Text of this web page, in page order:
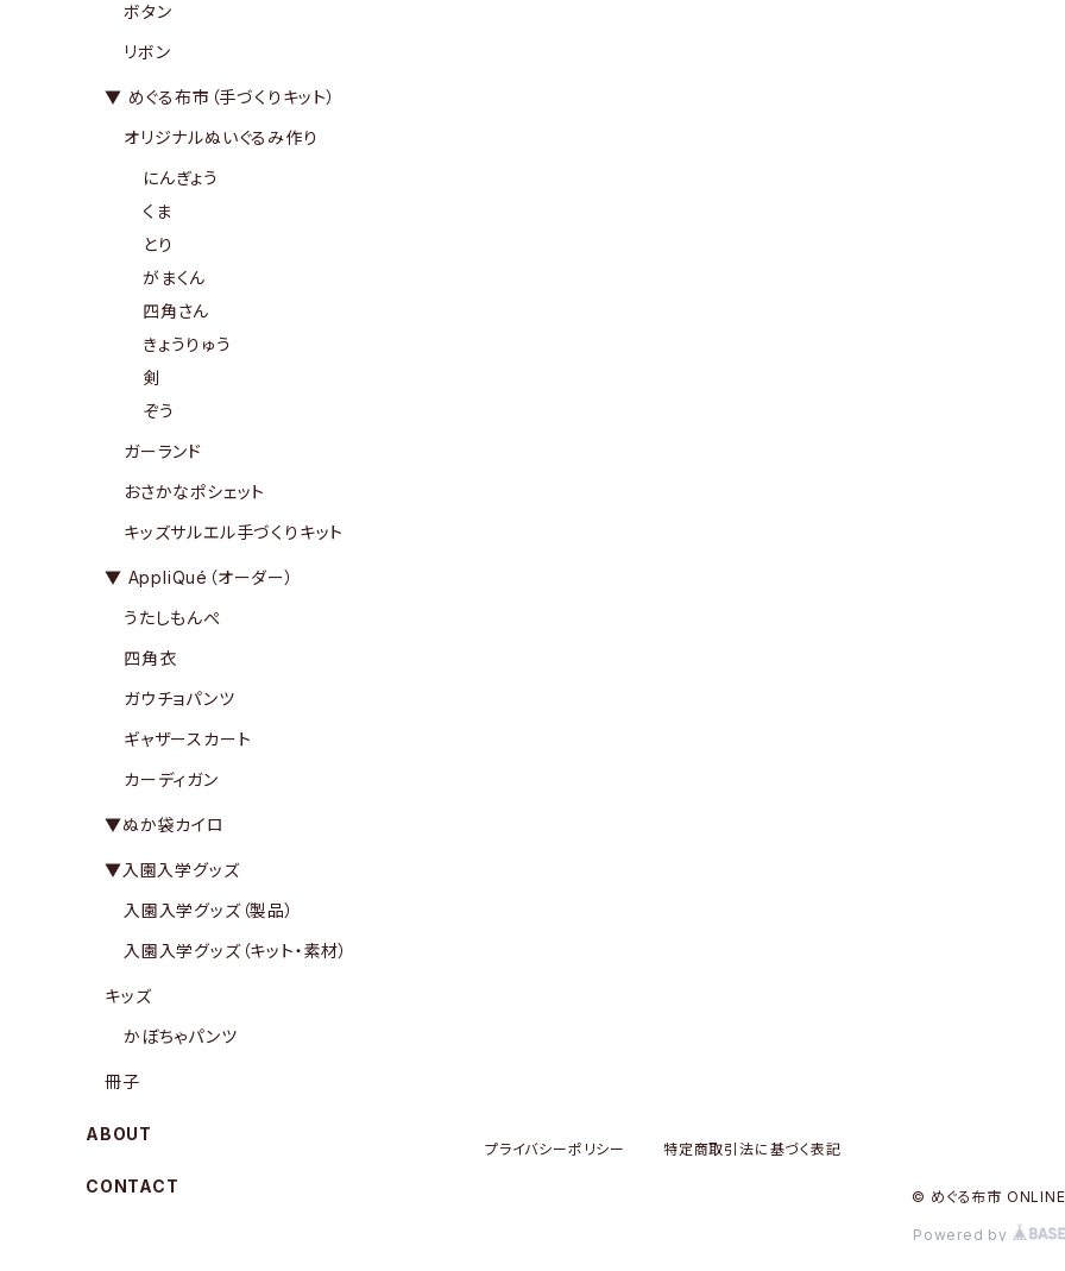
ボタン
リボン
▼ めぐる布市（手づくりキット）
オリジナルぬいぐるみ作り
にんぎょう
くま
とり
がまくん
四角さん
きょうりゅう
剣
ぞう
ガーランド
おさかなポシェット
キッズサルエル手づくりキット
▼ AppliQué（オーダー）
うたしもんぺ
四角衣
ガウチョパンツ
ギャザースカート
カーディガン
▼ぬか袋カイロ
▼入園入学グッズ
入園入学グッズ（製品）
入園入学グッズ（キット・素材）
キッズ
かぼちゃパンツ
冊子
ABOUT
CONTACT
プライバシーポリシー 特定商取引法に基づく表記
© めぐる布市 ONLINE
Powered by